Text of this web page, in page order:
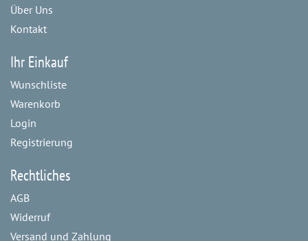
Über Uns
Kontakt
Ihr Einkauf
Wunschliste
Warenkorb
Login
Registrierung
Rechtliches
AGB
Widerruf
Versand und Zahlung